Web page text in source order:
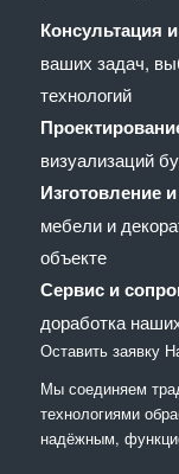
Консультация
ваших задач,
технологий
визуализаций
Изготовление
мебели и
объекте
Сервис и
доработка
Оставить заявку
Мы соединяем
технологиями
надёжным,